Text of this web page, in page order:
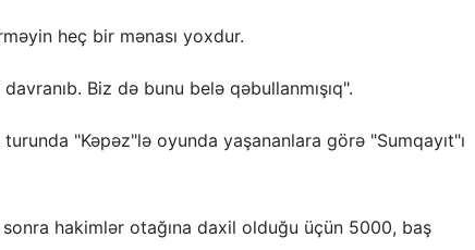
heç bir mənası yoxdur.
Biz də bunu belə qəbullanmışıq".
"Kəpəz"lə oyunda yaşananlara görə "Sumqayıt"ı
hakimlər otağına daxil olduğu üçün 5000, baş